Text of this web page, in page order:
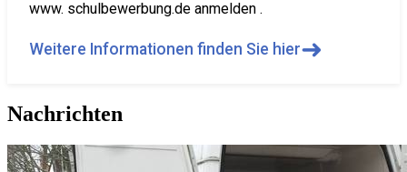
www. schulbewerbung.de anmelden .
Weitere Informationen finden Sie hier➜
Nachrichten